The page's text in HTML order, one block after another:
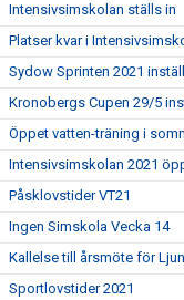
Intensivsimskolan ställs in
Platser kvar i
Sydow Sprinten 2021
Kronobergs Cupen 29/5
Öppet vatten-träning i
Intensivsimskolan 2021
Påsklovstider VT21
Ingen Simskola Vecka 14
Kallelse till årsmöte för
Sportlovstider 2021